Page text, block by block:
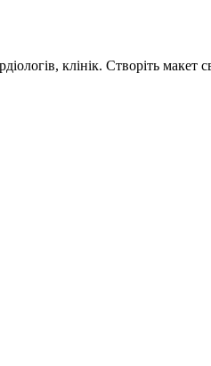
клінік. Створіть макет